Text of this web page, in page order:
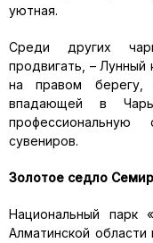
уютная.
Среди других
продвигать, – Лунный
на правом берегу,
впадающей в
профессиональную
сувениров.
Золотое седло
Национальный парк
Алматинской